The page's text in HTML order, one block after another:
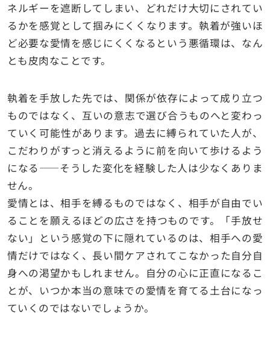
ネルギーを遮断してしまい、どれだけ大切にされてい
るかを感覚として掴みにくくなります。執着が強いほ
ど必要な愛情を感じにくくなるという悪循環は、なん
とも皮肉なことです。
執着を手放した先では、関係が依存によって成り立つ
ものではなく、互いの意志で選び合うものへと変わっ
ていく可能性があります。過去に縛られていた人が、
こだわりがすっと消えるように前を向いて歩けるよう
になる――そうした変化を経験した人は少なくありま
せん。
愛情とは、相手を縛るものではなく、相手が自由でい
ることを願えるほどの広さを持つものです。「手放せ
ない」という感覚の下に隠れているのは、相手への愛
情だけではなく、長い間ケアされてこなかった自分自
身への渇望かもしれません。自分の心に正直になるこ
とが、いつか本当の意味での愛情を育てる土台になっ
ていくのではないでしょうか。